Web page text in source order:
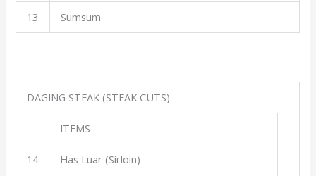
13 Sumsum
DAGING STEAK (STEAK CUTS)
ITEMS
14 Has Luar (Sirloin)